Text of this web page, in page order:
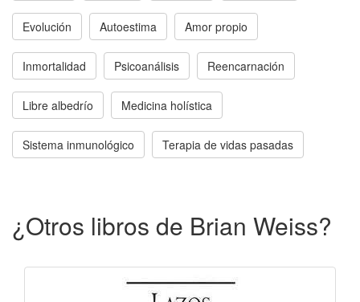
Evolución Autoestima Amor propio
Inmortalidad Psicoanálisis Reencarnación
Libre albedrío Medicina holística
Sistema inmunológico Terapia de vidas pasadas
¿Otros libros de Brian Weiss?